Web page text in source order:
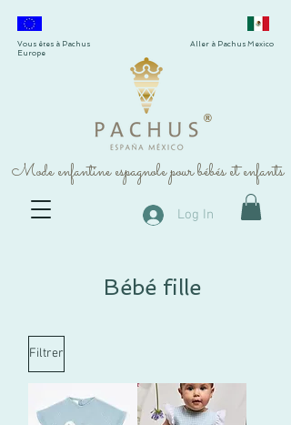
®
Mode enfantine espagnole pour bébés et enfants
Vous êtes à Pachus
Europe
Aller à Pachus Mexico
Log In
Bébé fille
Filtrer